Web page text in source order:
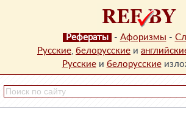
Рефераты - Афоризмы -
Русские, белорусские и
Русскиеи белорусские